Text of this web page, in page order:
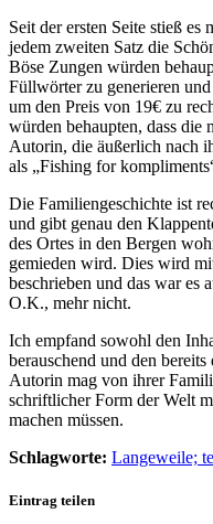
Seit der ersten Seite stieß
jedem zweiten Satz die
Böse Zungen würden
Füllwörter zu generieren
um den Preis von 19€ zu
würden behaupten, dass die
Autorin, die äußerlich nach
als „Fishing for
Die Familiengeschichte ist
und gibt genau den
des Ortes in den Bergen
gemieden wird. Dies wird
beschrieben und das war es
O.K., mehr nicht.
Ich empfand sowohl den
berauschend und den
Autorin mag von ihrer
schriftlicher Form der Welt
machen müssen.
Schlagworte: Langeweile;
Eintrag teilen